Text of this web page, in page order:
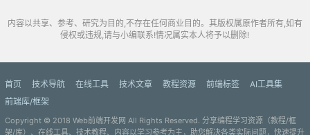
内容以共享、参考、研究为目的,不存在任何商业目的。其版权属原作者所有,如有
侵权或违规,请与小编联系!情况属实本人将予以删除!
首页 技术导航 在线工具 技术文章 教程资源 前端标签
AI工具集
前端库/框架